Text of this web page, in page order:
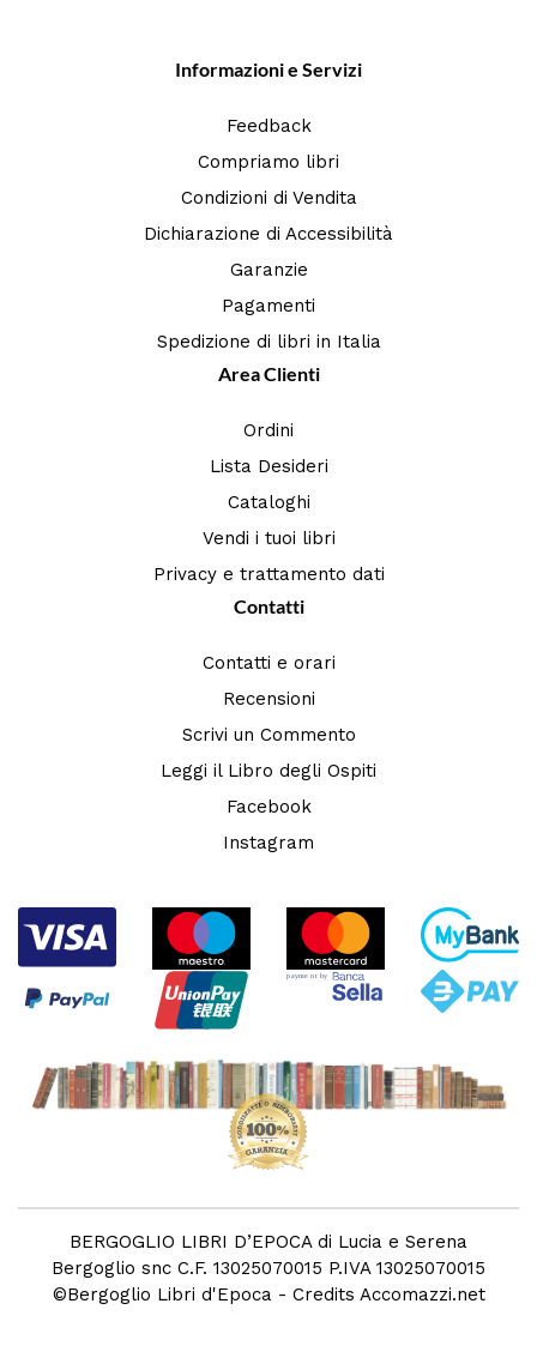
Informazioni e Servizi
Feedback
Compriamo libri
Condizioni di Vendita
Dichiarazione di Accessibilità
Garanzie
Pagamenti
Spedizione di libri in Italia
Area Clienti
Ordini
Lista Desideri
Cataloghi
Vendi i tuoi libri
Privacy e trattamento dati
Contatti
Contatti e orari
Recensioni
Scrivi un Commento
Leggi il Libro degli Ospiti
Facebook
Instagram
BERGOGLIO LIBRI D’EPOCA di Lucia e Serena
Bergoglio snc C.F. 13025070015 P.IVA 13025070015
©Bergoglio Libri d'Epoca - Credits Accomazzi.net